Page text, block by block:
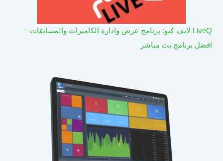
LiveQ لايف كيو: برنامج عرض وادارة الكاميرات والمسابقات –
افضل برنامج بث مباشر